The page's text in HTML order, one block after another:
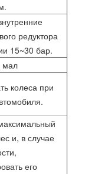
редуктора
15~30 бар.
мал
колеса при
и, в случае
его